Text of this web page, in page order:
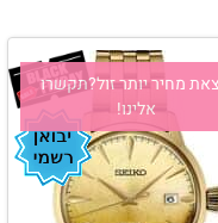
מחיר יותר זול?תקשרו
אלינו!